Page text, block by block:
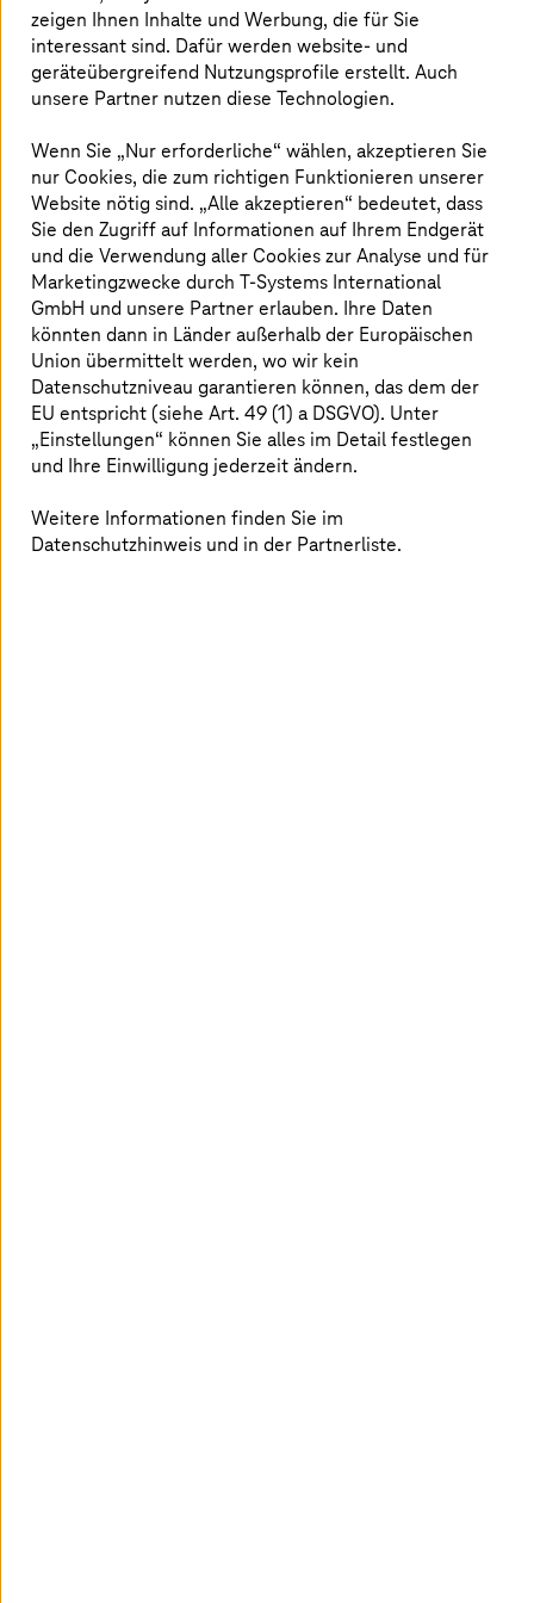
Herausforderung
Recherchen zur Erfüllung der Anforderungen des
Geldwäschegesetzes sind aufwändig
manuelle Prozesse
Hohe Fehleranfälligkeit
Lösung
Legalian: KI-basierte All-in-one-Lösung
bedarfsgerecht nutzbar (GwG-Compliance-
Plattform)
Bereitgestellt aus derT-SystemsSovereign Cloud
powered by Google Cloud
Erhebliche Entlastung für Rechtsanwälte, Notare,
Mandanten
zeigen Ihnen Inhalte und Werbung, die für Sie
interessant sind. Dafür werden website- und
geräteübergreifend Nutzungsprofile erstellt. Auch
unsere Partner nutzen diese Technologien.
Wenn Sie „Nur erforderliche“ wählen, akzeptieren Sie
nur Cookies, die zum richtigen Funktionieren unserer
Website nötig sind. „Alle akzeptieren“ bedeutet, dass
Sie den Zugriff auf Informationen auf Ihrem Endgerät
und die Verwendung aller Cookies zur Analyse und für
Marketingzwecke durchT-Systems International
GmbH und unsere Partner erlauben. Ihre Daten
könnten dann in Länder außerhalb der Europäischen
Union übermittelt werden, wo wir kein
Datenschutzniveau garantieren können, das dem der
EU entspricht (siehe Art. 49 (1) a DSGVO). Unter
„Einstellungen“ können Sie alles im Detail festlegen
und Ihre Einwilligung jederzeit ändern.
Weitere Informationen finden Sie im
Datenschutzhinweis und in der Partnerliste.